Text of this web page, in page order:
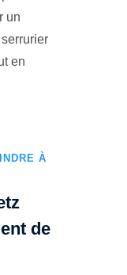
un
en
À
de